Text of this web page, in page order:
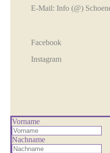
E-Mail: Info (@)
Facebook
Instagram
Vorname
Nachname